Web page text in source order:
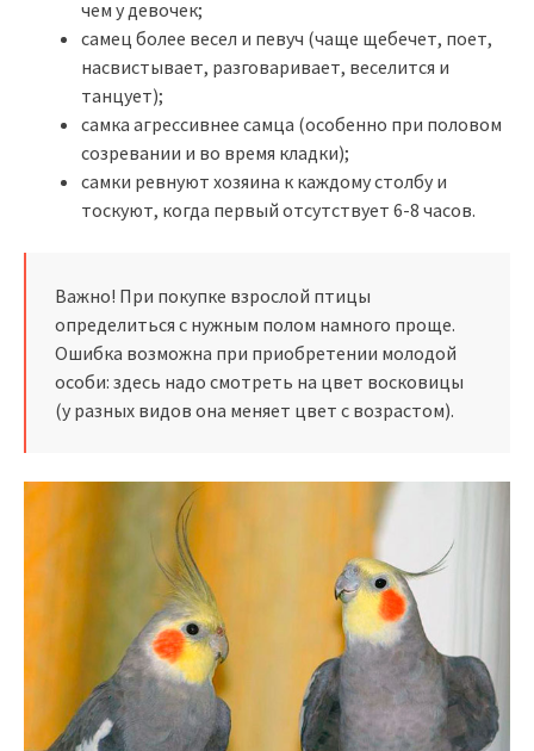
чем у девочек;
самец более весел и певуч (чаще щебечет, поет,
насвистывает, разговаривает, веселится и
танцует);
самка агрессивнее самца (особенно при половом
созревании и во время кладки);
самки ревнуют хозяина к каждому столбу и
тоскуют, когда первый отсутствует 6-8 часов.
Важно! При покупке взрослой птицы
определиться с нужным полом намного проще.
Ошибка возможна при приобретении молодой
особи: здесь надо смотреть на цвет восковицы
(у разных видов она меняет цвет с возрастом).